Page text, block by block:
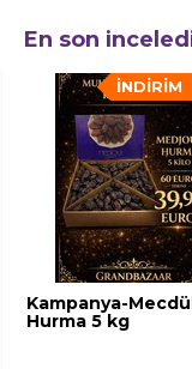
En son
Kampanya-
Hurma 5 kg
İNDIRIM